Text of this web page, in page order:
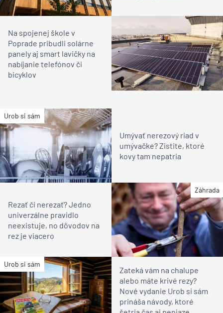
Na spojenej škole v
Poprade pribudli solárne
panely aj smart lavičky na
nabíjanie telefónov či
bicyklov
Urob si sám
Umývať nerezový riad v
umývačke? Zistite, ktoré
kovy tam nepatria
Záhrada
Rezať či nerezať? Jedno
univerzálne pravidlo
neexistuje, no dôvodov na
rez je viacero
Urob si sám
Zateká vám na chalupe
alebo máte krivé rezy?
Nové vydanie Urob si sám
prináša návody, ktoré